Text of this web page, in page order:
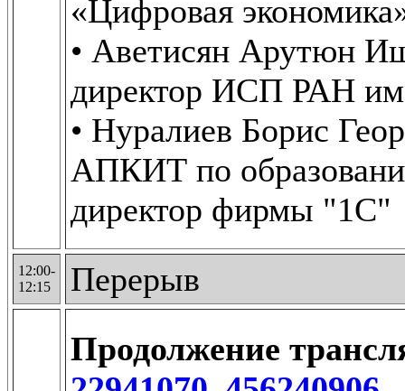
«Цифровая
• Аветисян Арутюн
директор ИСП РАН
• Нуралиев Борис
АПКИТ по
директор фирмы "1С"
12:00-
12:15
Перерыв
Продолжение